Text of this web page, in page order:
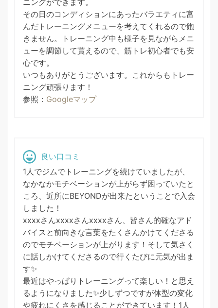
その日のコンディションにあったバラエティに富
んだトレーニングメニューを考えてくれるので飽
きません。トレーニング中も様子を見ながらメニ
ューを調節して貰えるので、筋トレ初心者でも安
心です。
いつもありがとうございます。これからもトレー
ニング頑張ります！
参照： Googleマップ
良い口コミ
1人でジムでトレーニングを続けていましたが、
なかなかモチベーションが上がらず困っていたと
ころ、近所にBEYONDが出来たということで入会
しました！
xxxxさんxxxxさんxxxxさん、皆さん的確なアド
バイスと前向きな言葉をたくさんかけてくださる
のでモチベーションが上がります！そして気さく
に話しかけてくださるので行くたびに元気が出ま
す✨
最近はやっぱりトレーニングって楽しい！と思え
るようになりました✨少しずつですが体型の変化
や疲れにくさを感じることができています！1人